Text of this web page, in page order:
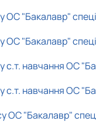
ОС "Бакалавр" спеці
ОС "Бакалавр" спеці
с.т. навчання ОС
с.т. навчання ОС
ОС "Бакалавр"